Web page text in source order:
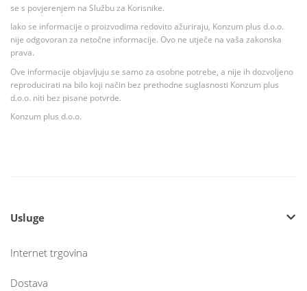
se s povjerenjem na Službu za Korisnike.
Iako se informacije o proizvodima redovito ažuriraju, Konzum plus d.o.o.
nije odgovoran za netočne informacije. Ovo ne utječe na vaša zakonska
prava.
Ove informacije objavljuju se samo za osobne potrebe, a nije ih dozvoljeno
reproducirati na bilo koji način bez prethodne suglasnosti Konzum plus
d.o.o. niti bez pisane potvrde.
Konzum plus d.o.o.
Usluge
Internet trgovina
Dostava